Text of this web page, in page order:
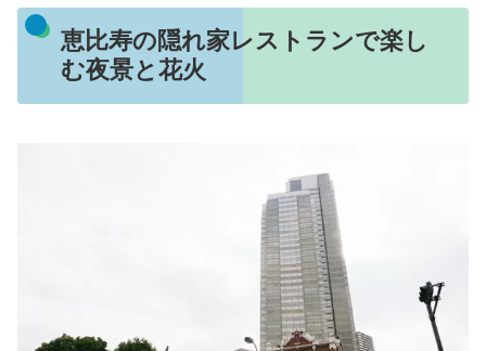
恵比寿の隠れ家レストランで楽し
む夜景と花火